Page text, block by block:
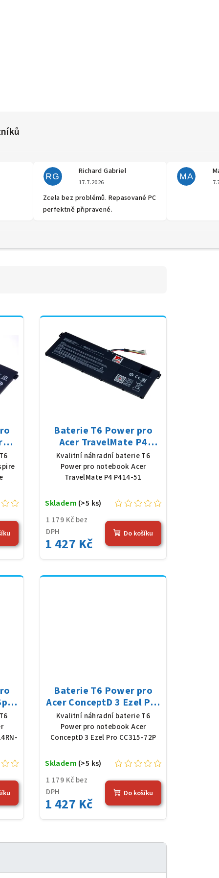
obchodu je 5 z 5 hvězdiček.
RG
Richard Gabriel
Hodnocení obchodu je 5 z 5
17.7.2026
Zcela bez problémů. Repasované PC
perfektně připravené.
MA
Baterie T6 Power pro
Acer TravelMate P4
P414-51, Li-Poly, 11,61 V,
4683 mAh (54,36 Wh),
černá
Kvalitní náhradní baterie T6
Power pro notebook Acer
TravelMate P4 P414-51
1 179 Kč bez
DPH
1 427 Kč
Skladem (>5 ks)
Do košíku
Baterie T6 Power pro
Acer ConceptD 3 Ezel Pro
CC315-72P, Li-Poly, 11,61
V, 4683 mAh (54,36 Wh),
černá
Kvalitní náhradní baterie T6
Power pro notebook Acer
ConceptD 3 Ezel Pro CC315-72P
1 179 Kč bez
DPH
1 427 Kč
Skladem (>5 ks)
Do košíku